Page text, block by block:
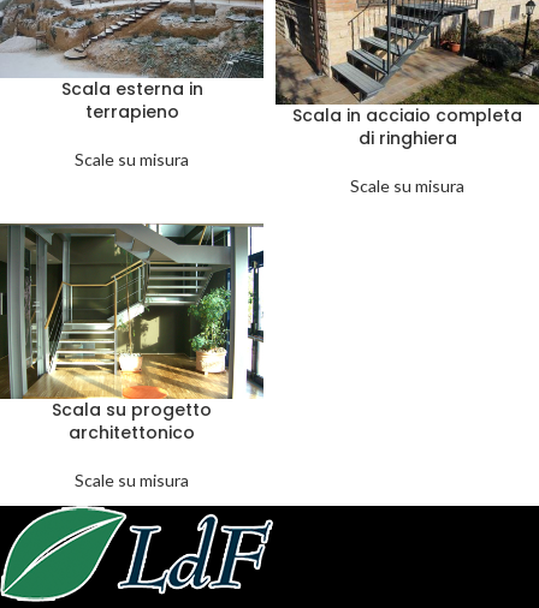
Scala esterna in
terrapieno
Scale su misura
Scala in acciaio completa
di ringhiera
Scale su misura
Scala su progetto
architettonico
Scale su misura